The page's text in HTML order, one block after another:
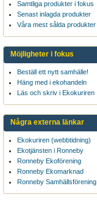
Samtliga produkter i fokus
Senast inlagda produkter
Våra mest sålda produkter
Möjligheter i fokus
Beställ ett nytt samhälle!
Häng med i ekohandeln
Läs och skriv i Ekokuriren
Några externa länkar
Ekokuriren (webbtidning)
Ekotjänsten i Ronneby
Ronneby Ekoförening
Ronneby Ekomarknad
Ronneby Samhällsförening